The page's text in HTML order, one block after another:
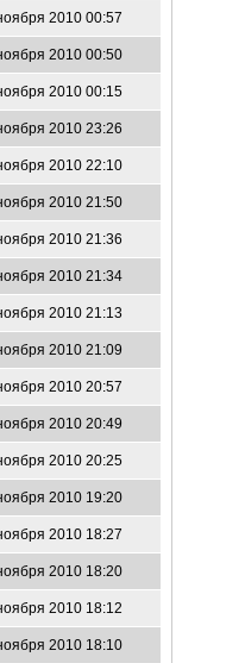
2010 00:57
2010 00:50
2010 00:15
2010 23:26
2010 22:10
2010 21:50
2010 21:36
2010 21:34
2010 21:13
2010 21:09
2010 20:57
2010 20:49
2010 20:25
2010 19:20
2010 18:27
2010 18:20
2010 18:12
2010 18:10